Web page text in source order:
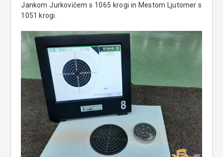
Jankom Jurkovičem s 1065 krogi in Mestom Ljutomer s
1051 krogi.